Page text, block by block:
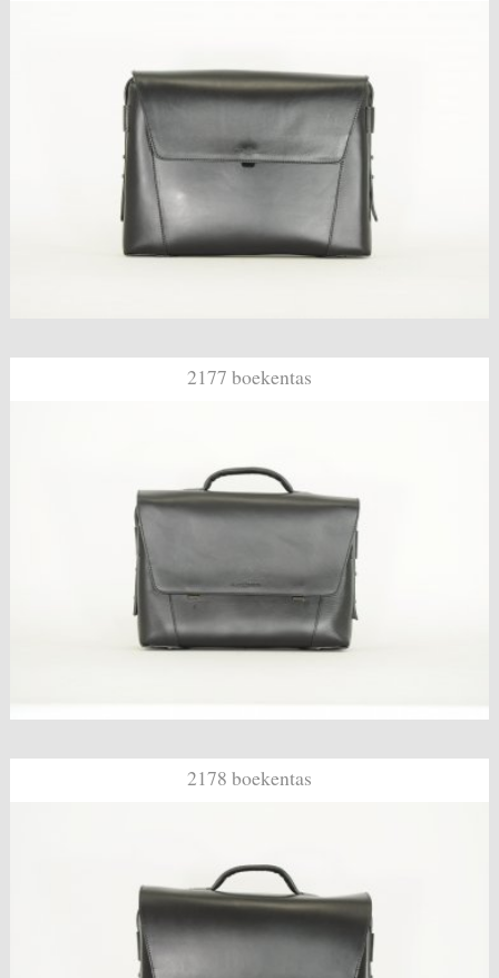
2177 boekentas
2178 boekentas